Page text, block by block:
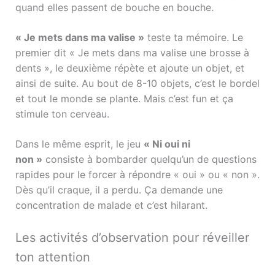
quand elles passent de bouche en bouche.
« Je mets dans ma valise » teste ta mémoire. Le
premier dit « Je mets dans ma valise une brosse à
dents », le deuxième répète et ajoute un objet, et
ainsi de suite. Au bout de 8-10 objets, c’est le bordel
et tout le monde se plante. Mais c’est fun et ça
stimule ton cerveau.
Dans le même esprit, le jeu « Ni oui ni
non » consiste à bombarder quelqu’un de questions
rapides pour le forcer à répondre « oui » ou « non ».
Dès qu’il craque, il a perdu. Ça demande une
concentration de malade et c’est hilarant.
Les activités d’observation pour réveiller
ton attention